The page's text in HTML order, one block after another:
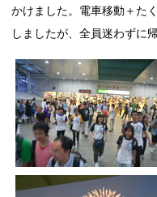
かけました。電車移動＋た
しましたが、全員迷わずに